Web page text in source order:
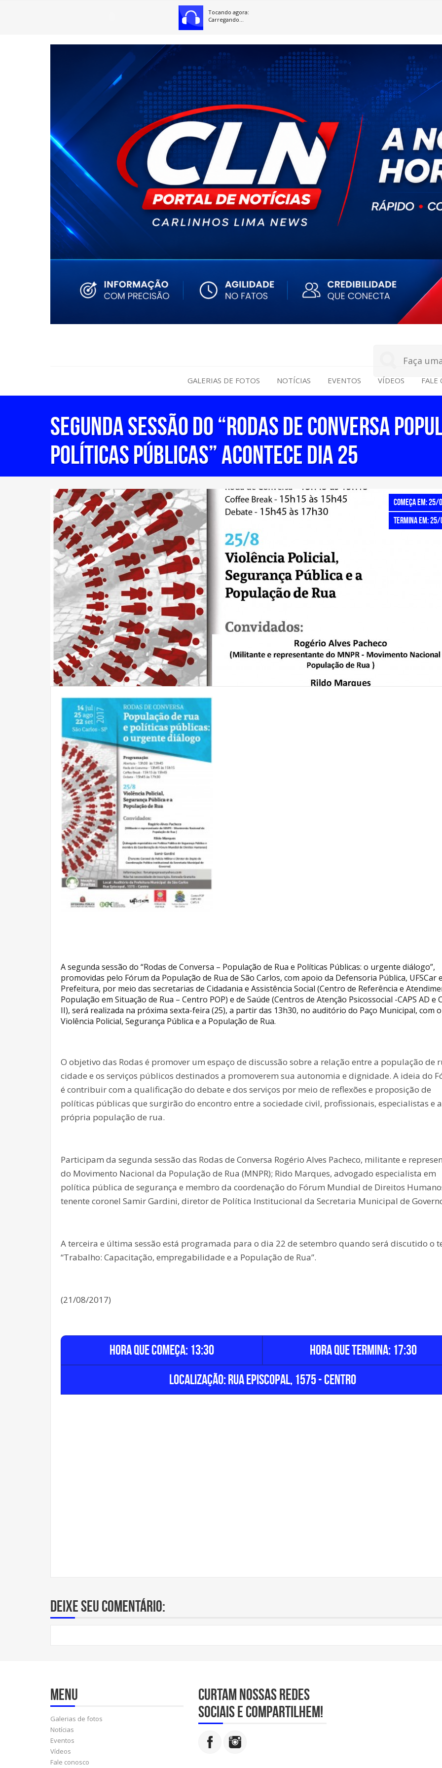
Tocando agora:
Carregando...
GALERIAS DE FOTOS NOTÍCIAS EVENTOS VÍDEOS FALE
SEGUNDA SESSÃO DO “RODAS DE CONVERSA
POLÍTICAS PÚBLICAS” ACONTECE DIA 25
Começa em:
Termina em:
A segunda sessão do “Rodas de Conversa – População de Rua e Políticas Públicas: o urgente diálogo”,
promovidas pelo Fórum da População de Rua de São Carlos, com apoio da Defensoria Pública, UFSCar
Prefeitura, por meio das secretarias de Cidadania e Assistência Social (Centro de Referência e
População em Situação de Rua – Centro POP) e de Saúde (Centros de Atenção Psicossocial -CAPS AD e
II), será realizada na próxima sexta-feira (25), a partir das 13h30, no auditório do Paço Municipal, com
Violência Policial, Segurança Pública e a População de Rua.
O objetivo das Rodas é promover um espaço de discussão sobre a relação entre a população de
cidade e os serviços públicos destinados a promoverem sua autonomia e dignidade. A ideia do
é contribuir com a qualificação do debate e dos serviços por meio de reflexões e proposição de
políticas públicas que surgirão do encontro entre a sociedade civil, profissionais, especialistas e a
própria população de rua.
Participam da segunda sessão das Rodas de Conversa Rogério Alves Pacheco, militante e
do Movimento Nacional da População de Rua (MNPR); Rido Marques, advogado especialista em
política pública de segurança e membro da coordenação do Fórum Mundial de Direitos
tenente coronel Samir Gardini, diretor de Política Institucional da Secretaria Municipal de
A terceira e última sessão está programada para o dia 22 de setembro quando será discutido o
“Trabalho: Capacitação, empregabilidade e a População de Rua”.
(21/08/2017)
Hora que começa: 13:30
Hora que termina: 17:30
Localização: Rua Episcopal, 1575 - Centro
Deixe seu comentário:
Menu
Galerias de fotos
Notícias
Eventos
Vídeos
Fale conosco
Curtam nossas redes
sociais e compartilhem!